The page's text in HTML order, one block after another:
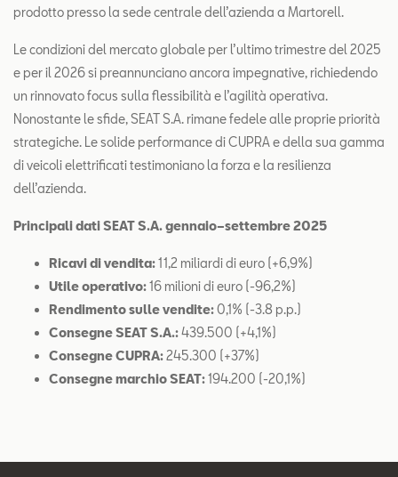
prodotto presso la sede centrale dell’azienda a Martorell.
Le condizioni del mercato globale per l’ultimo trimestre del 2025
e per il 2026 si preannunciano ancora impegnative, richiedendo
un rinnovato focus sulla flessibilità e l’agilità operativa.
Nonostante le sfide, SEAT S.A. rimane fedele alle proprie priorità
strategiche. Le solide performance di CUPRA e della sua gamma
di veicoli elettrificati testimoniano la forza e la resilienza
dell’azienda.
Principali dati SEAT S.A. gennaio–settembre 2025
Ricavi di vendita:11,2 miliardi di euro (+6,9%)
Utile operativo:16 milioni di euro (-96,2%)
Rendimento sulle vendite:0,1% (-3.8 p.p.)
Consegne SEAT S.A.:439.500 (+4,1%)
Consegne CUPRA:245.300 (+37%)
Consegne marchio SEAT:194.200 (-20,1%)